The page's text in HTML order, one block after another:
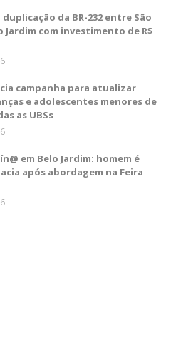
da BR-232 entre São
Jardim com investimento de R$
campanha para atualizar
e adolescentes menores de
as UBSs
em Belo Jardim: homem é
após abordagem na Feira